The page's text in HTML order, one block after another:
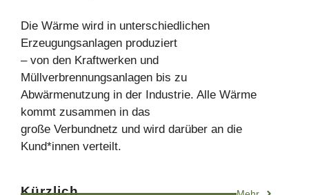
Die Wärme wird in unterschiedlichen
Erzeugungsanlagen produziert
– von den Kraftwerken und
Müllverbrennungsanlagen bis zu
Abwärmenutzung in der Industrie. Alle Wärme
kommt zusammen in das
große Verbundnetz und wird darüber an die
Kund*innen verteilt.
Kürzlich